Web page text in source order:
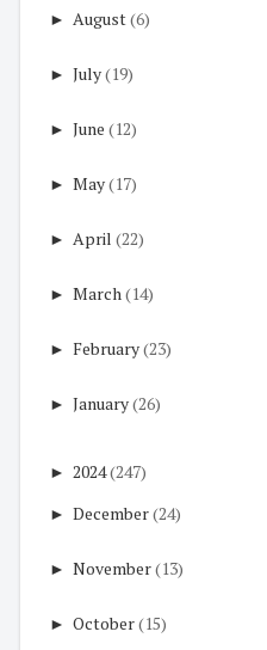
► August(6)
► July(19)
► June (12)
► May(17)
► April (22)
► March(14)
► February(23)
► January(26)
► 2024(247)
► December(24)
► November(13)
► October(15)